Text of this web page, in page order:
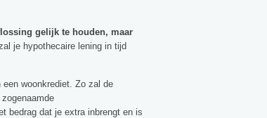
gelijk te houden, maar
je hypothecaire lening in tijd
woonkrediet. Zo zal de
bedrag dat je extra inbrengt en is